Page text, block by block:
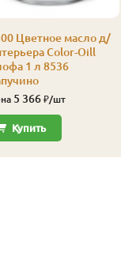
Цветное масло д/
Color-Oill
1 л 8536
5 366₽/шт
Купить